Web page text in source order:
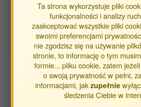
Typ publikacji:
publikacje
streszczenia
inne
Opracowane w
Obca Jednostka
Ta strona wykorzystuje pliki
funkcjonalności i analizy
zaakceptować wszystkie pliki
swoimi preferencjami
nie zgodzisz się na używanie
stronie, to informację o tym
formie... pliku cookie, zatem
o swoją prywatność w pełni,
informacjami, jak zupełnie
śledzenia Ciebie w